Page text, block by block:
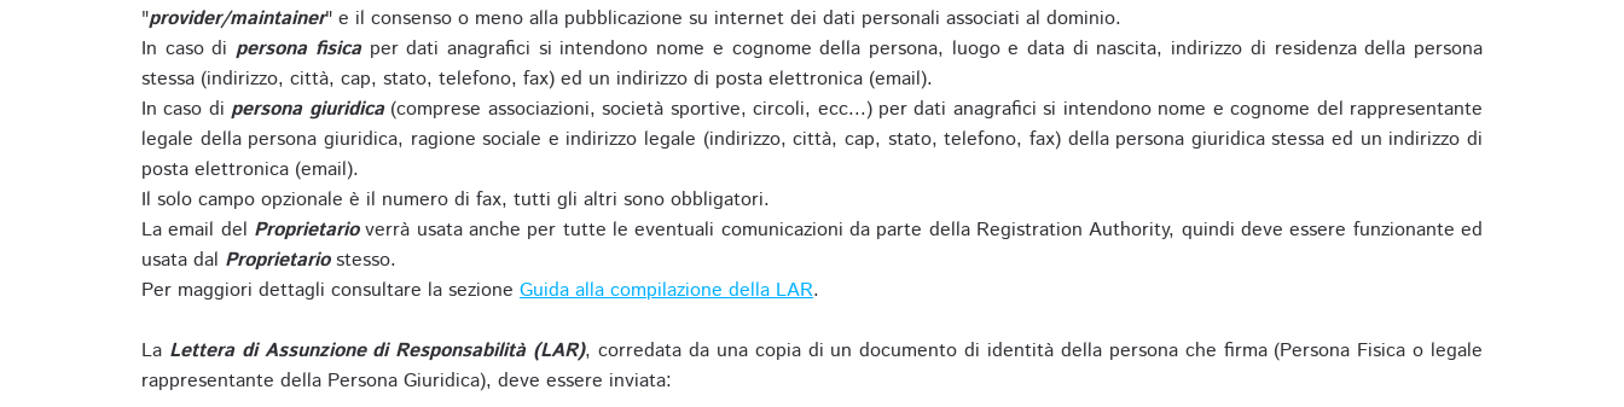
"provider/maintainer" e il consenso o meno alla pubblicazione su internet dei dati personali associati al dominio.
In caso dipersona fisicaper dati anagrafici si intendono nome e cognome della persona, luogo e data di nascita, indirizzo di residenza della persona
stessa (indirizzo, città, cap, stato, telefono, fax) ed un indirizzo di posta elettronica (email).
In caso dipersona giuridica(comprese associazioni, società sportive, circoli, ecc...) per dati anagrafici si intendono nome e cognome del rappresentante
legale della persona giuridica, ragione sociale e indirizzo legale (indirizzo, città, cap, stato, telefono, fax) della persona giuridica stessa ed un indirizzo di
posta elettronica (email).
Il solo campo opzionale è il numero di fax, tutti gli altri sono obbligatori.
La email del Proprietarioverrà usata anche per tutte le eventuali comunicazioni da parte della Registration Authority, quindi deve essere funzionante ed
usata dal Proprietariostesso.
Per maggiori dettagli consultare la sezione Guida alla compilazione della LAR.
La Lettera di Assunzione di Responsabilità (LAR), corredata da una copia di un documento di identità della persona che firma (Persona Fisica o legale
rappresentante della Persona Giuridica), deve essere inviata: